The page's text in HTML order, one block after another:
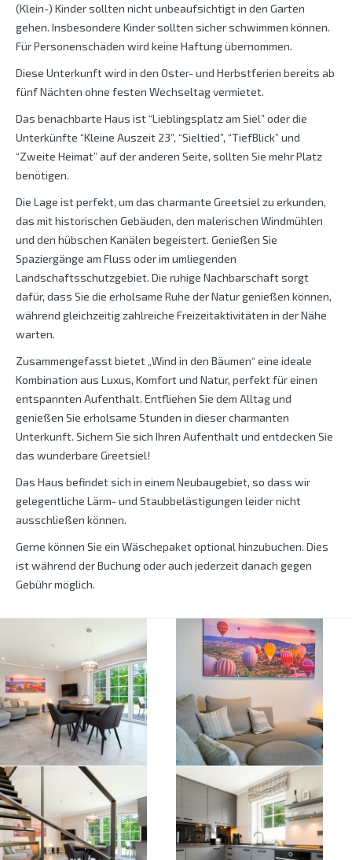
(Klein-) Kinder sollten nicht unbeaufsichtigt in den Garten
gehen. Insbesondere Kinder sollten sicher schwimmen können.
Für Personenschäden wird keine Haftung übernommen.
Diese Unterkunft wird in den Oster- und Herbstferien bereits ab
fünf Nächten ohne festen Wechseltag vermietet.
Das benachbarte Haus ist “Lieblingsplatz am Siel” oder die
Unterkünfte “Kleine Auszeit 23”, “Sieltied”, “TiefBlick” und
“Zweite Heimat” auf der anderen Seite, sollten Sie mehr Platz
benötigen.
Die Lage ist perfekt, um das charmante Greetsiel zu erkunden,
das mit historischen Gebäuden, den malerischen Windmühlen
und den hübschen Kanälen begeistert. Genießen Sie
Spaziergänge am Fluss oder im umliegenden
Landschaftsschutzgebiet. Die ruhige Nachbarschaft sorgt
dafür, dass Sie die erholsame Ruhe der Natur genießen können,
während gleichzeitig zahlreiche Freizeitaktivitäten in der Nähe
warten.
Zusammengefasst bietet „Wind in den Bäumen“ eine ideale
Kombination aus Luxus, Komfort und Natur, perfekt für einen
entspannten Aufenthalt. Entfliehen Sie dem Alltag und
genießen Sie erholsame Stunden in dieser charmanten
Unterkunft. Sichern Sie sich Ihren Aufenthalt und entdecken Sie
das wunderbare Greetsiel!
Das Haus befindet sich in einem Neubaugebiet, so dass wir
gelegentliche Lärm- und Staubbelästigungen leider nicht
ausschließen können.
Gerne können Sie ein Wäschepaket optional hinzubuchen. Dies
ist während der Buchung oder auch jederzeit danach gegen
Gebühr möglich.